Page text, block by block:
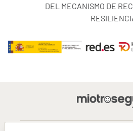
DEL MECANISMO DE